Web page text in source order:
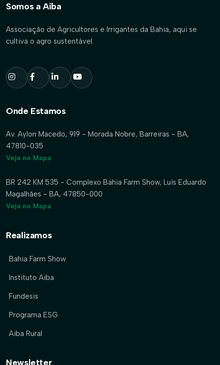
Somos a Aiba
Associação de Agricultores e Irrigantes da Bahia, aqui se
cultiva o agro sustentável.
Onde Estamos
Av. Aylon Macedo, 919 - Morada Nobre, Barreiras - BA,
47810-035
Veja no Mapa
BR 242 KM 535 - Complexo Bahia Farm Show, Luís Eduardo
Magalhães - BA, 47850-000
Veja no Mapa
Realizamos
Bahia Farm Show
Instituto Aiba
Fundesis
Programa ESG
Aiba Rural
Newsletter